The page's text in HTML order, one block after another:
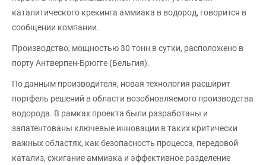
каталитического крекинга аммиака в водород, говорится в
сообщении компании.
Производство, мощностью 30 тонн в сутки, расположено в
порту Антверпен-Брюгге (Бельгия).
По данным производителя, новая технология расширит
портфель решений в области возобновляемого производства
водорода. В рамках проекта были разработаны и
запатентованы ключевые инновации в таких критически
важных областях, как безопасность процесса, передовой
катализ, сжигание аммиака и эффективное разделение